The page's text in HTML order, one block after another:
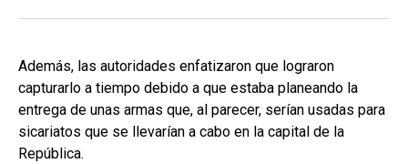
Además, las autoridades enfatizaron que lograron
capturarlo a tiempo debido a que estaba planeando la
entrega de unas armas que, al parecer, serían usadas para
sicariatos que se llevarían a cabo en la capital de la
República.